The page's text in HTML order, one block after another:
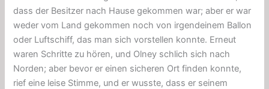
dass der Besitzer nach Hause gekommen war; aber er war
weder vom Land gekommen noch von irgendeinem Ballon
oder Luftschiff, das man sich vorstellen konnte. Erneut
waren Schritte zu hören, und Olney schlich sich nach
Norden; aber bevor er einen sicheren Ort finden konnte,
rief eine leise Stimme, und er wusste, dass er seinem